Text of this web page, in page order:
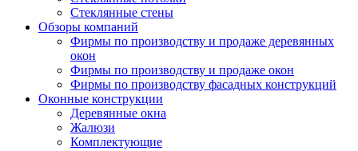
Стеклянные стены
Обзоры компаний
Фирмы по производству и продаже деревянных
окон
Фирмы по производству и продаже окон
Фирмы по производству фасадных конструкций
Оконные конструкции
Деревянные окна
Жалюзи
Комплектующие